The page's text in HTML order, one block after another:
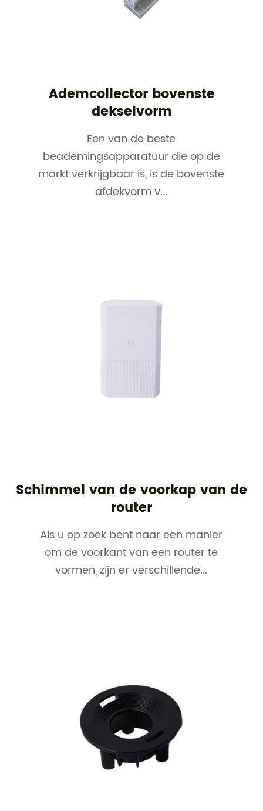
Ademcollector bovenste
dekselvorm
Een van de beste
beademingsapparatuur die op de
markt verkrijgbaar is, is de bovenste
afdekvorm v...
Schimmel van de voorkap van de
router
Als u op zoek bent naar een manier
om de voorkant van een router te
vormen, zijn er verschillende...